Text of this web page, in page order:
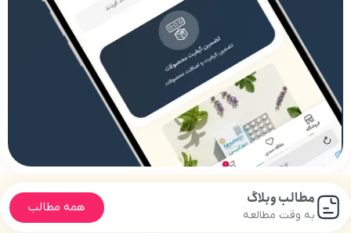
مطالب وبلاگ
به وقت مطالعه
همه مطالب